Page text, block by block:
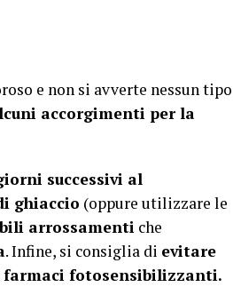
e non si avverte nessun tipo
accorgimenti per la
successivi al
ghiaccio (oppure utilizzare le
arrossamenti che
. Infine, si consiglia di evitare
farmaci fotosensibilizzanti.